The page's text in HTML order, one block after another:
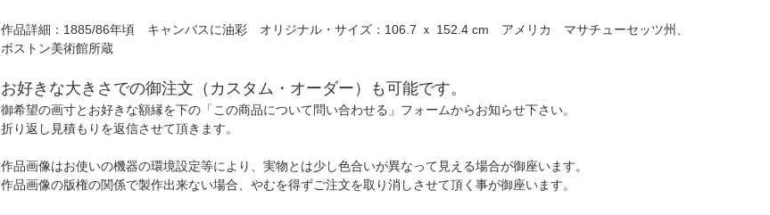
作品詳細：1885/86年頃 キャンバスに油彩 オリジナル・サイズ：106.7 ｘ 152.4 cm アメリカ マサチューセッツ州、
ボストン美術館所蔵
お好きな大きさでの御注文（カスタム・オーダー）も可能です。
御希望の画寸とお好きな額縁を下の「この商品について問い合わせる」フォームからお知らせ下さい。
折り返し見積もりを返信させて頂きます。
作品画像はお使いの機器の環境設定等により、実物とは少し色合いが異なって見える場合が御座います。
作品画像の版権の関係で製作出来ない場合、やむを得ずご注文を取り消しさせて頂く事が御座います。